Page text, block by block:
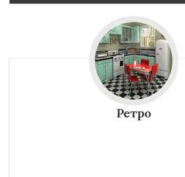
Ретро